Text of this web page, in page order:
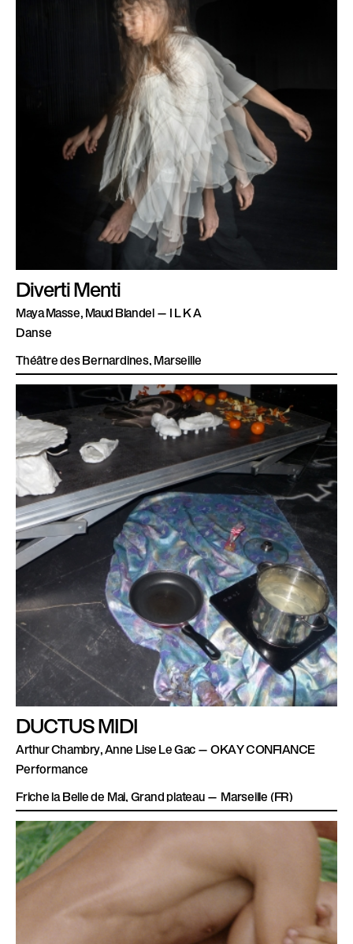
Diverti Menti
Maya Masse, Maud Blandel — I L K A
Danse
Théâtre des Bernardines, Marseille
DUCTUS MIDI
Arthur Chambry, Anne Lise Le Gac — OKAY CONFIANCE
Performance
Friche la Belle de Mai, Grand plateau — Marseille (FR)